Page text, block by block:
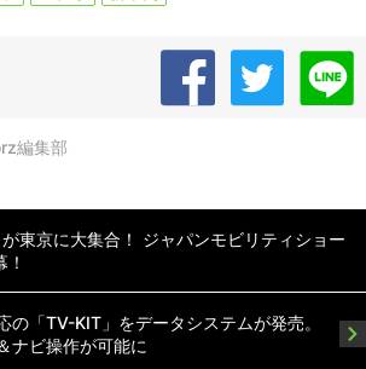
編集部
が東京に大集合！ ジャパンモビリティショー
の「TV-KIT」をデータシステムが発売。
ナビ操作が可能に